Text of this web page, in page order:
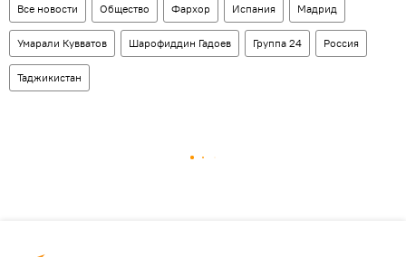
Все новости Общество Фархор Испания Мадрид
Умарали Кувватов Шарофиддин Гадоев Группа 24 Россия
Таджикистан